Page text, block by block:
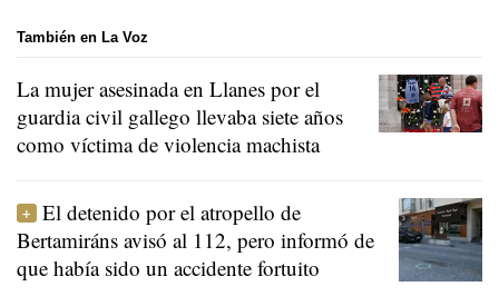
También en La Voz
La mujer asesinada en Llanes por el
guardia civil gallego llevaba siete años
como víctima de violencia machista
El detenido por el atropello de
Bertamiráns avisó al 112, pero informó de
que había sido un accidente fortuito